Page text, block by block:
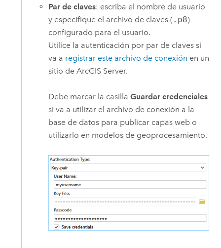
Par de claves: escriba el nombre de usuario
y especifique el archivo de claves ( .p8)
configurado para el usuario.
Utilice la autenticación por par de claves si
va a registrar este archivo de conexión en un
sitio deArcGIS Server.
Debe marcar la casillaGuardar credenciales
si va a utilizar el archivo de conexión a la
base de datos para publicar capas web o
utilizarlo en modelos de geoprocesamiento.